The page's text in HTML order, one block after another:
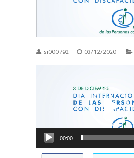
si000792 03/12/2020
00:00